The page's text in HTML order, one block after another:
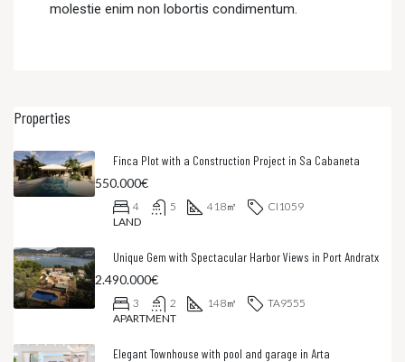
molestie enim non lobortis condimentum.
Properties
Finca Plot with a Construction Project in Sa Cabaneta
550.000€
4 5 418㎡
CI1059
LAND
Unique Gem with Spectacular Harbor Views in Port Andratx
2.490.000€
3 2 148㎡
TA9555
APARTMENT
Elegant Townhouse with pool and garage in Arta